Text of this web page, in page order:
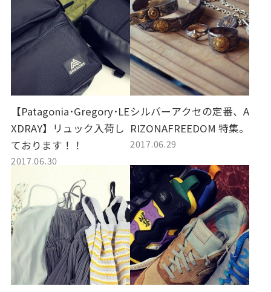
【Patagonia･Gregory･LE
XDRAY】リュック入荷し
ております！！
2017.06.30
シルバーアクセの定番、A
RIZONAFREEDOM 特集。
2017.06.29